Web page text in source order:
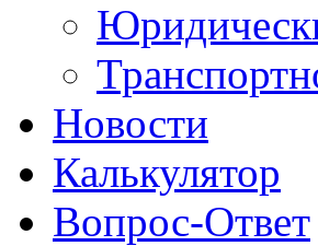
Новости
Калькулятор
Вопрос-Ответ